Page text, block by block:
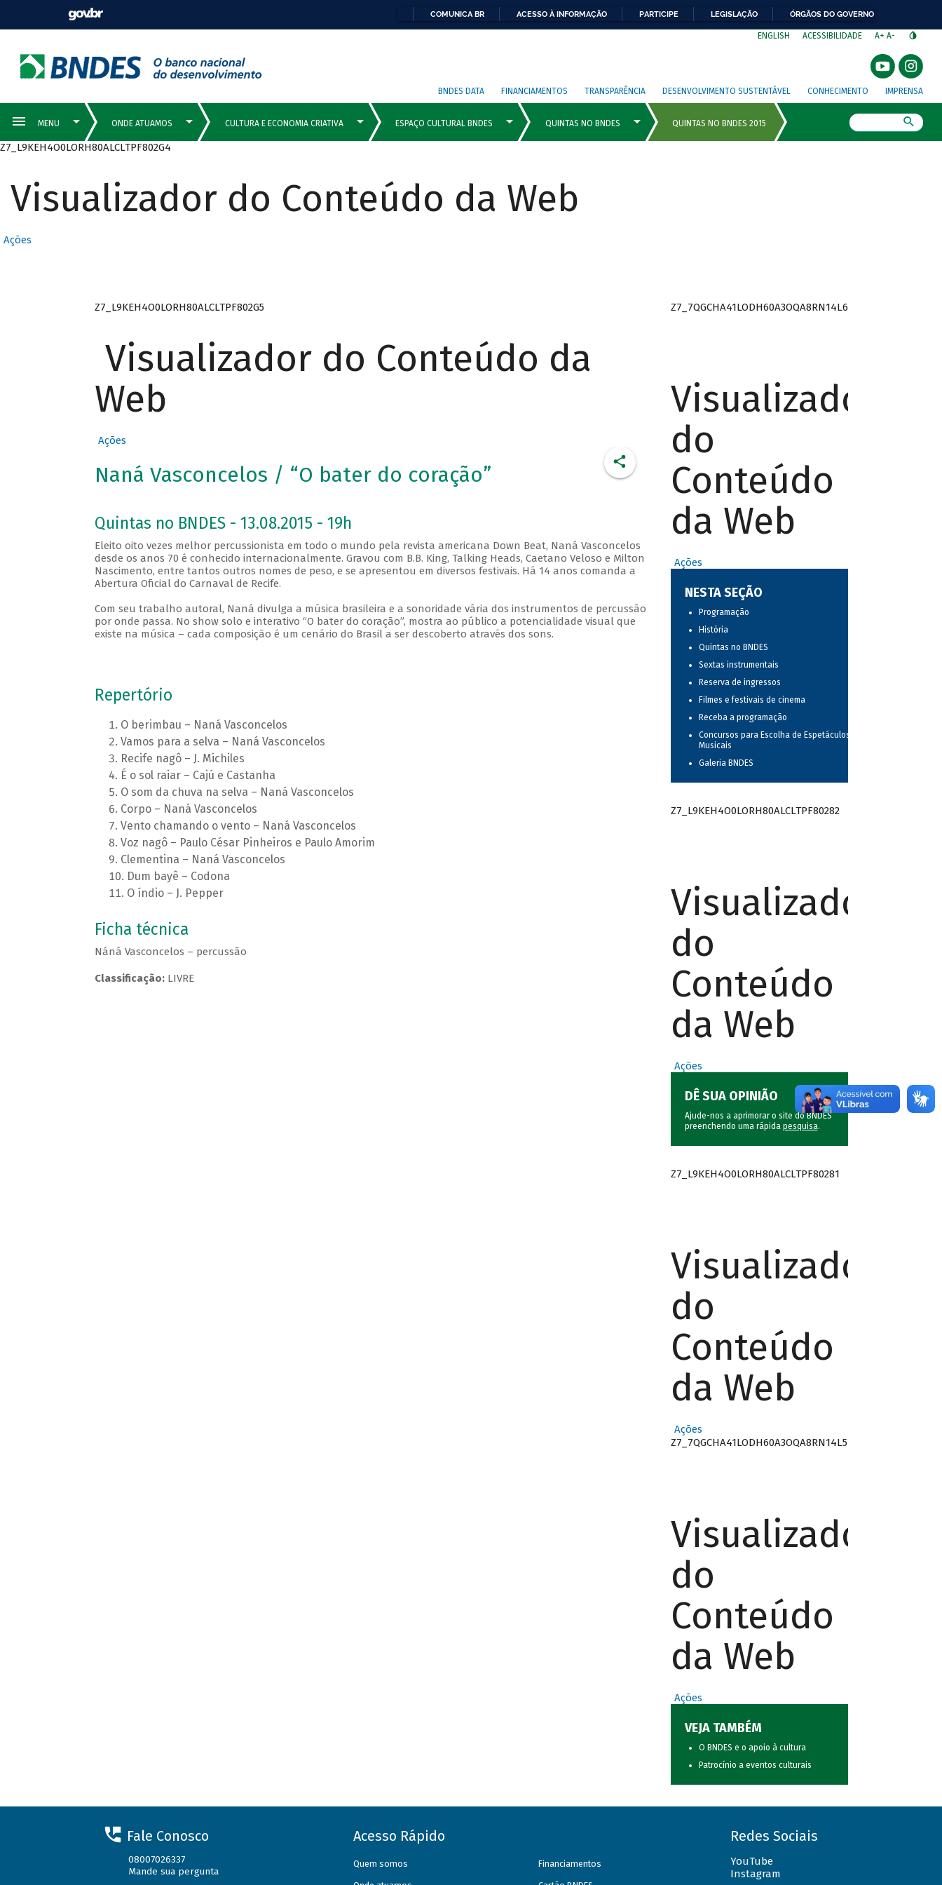
COMUNICA BR ACESSO À INFORMAÇÃO PARTICIPE LEGISLAÇÃO ÓRGÃOS DO GOVERNO
ENGLISH ACESSIBILIDADE A+ A-
BNDES DATA FINANCIAMENTOS TRANSPARÊNCIA DESENVOLVIMENTO SUSTENTÁVEL CONHECIMENTO IMPRENSA
Z7_L9KEH4O0LORH80ALCLTPF802G4
Visualizador do Conteúdo da Web
Ações
Z7_L9KEH4O0LORH80ALCLTPF802G5
Visualizador do Conteúdo da
Web
Ações
Naná Vasconcelos / “O bater do coração”
Quintas no BNDES - 13.08.2015 - 19h
Eleito oito vezes melhor percussionista em todo o mundo pela revista americana Down Beat, Naná Vasconcelos
desde os anos 70 é conhecido internacionalmente. Gravou com B.B. King, Talking Heads, Caetano Veloso e Milton
Nascimento, entre tantos outros nomes de peso, e se apresentou em diversos festivais. Há 14 anos comanda a
Abertura Oficial do Carnaval de Recife.
Com seu trabalho autoral, Naná divulga a música brasileira e a sonoridade vária dos instrumentos de percussão
por onde passa. No show solo e interativo “O bater do coração”, mostra ao público a potencialidade visual que
existe na música – cada composição é um cenário do Brasil a ser descoberto através dos sons.
Repertório
O berimbau – Naná Vasconcelos
Vamos para a selva – Naná Vasconcelos
Recife nagô – J. Michiles
É o sol raiar – Cajú e Castanha
O som da chuva na selva – Naná Vasconcelos
Corpo – Naná Vasconcelos
Vento chamando o vento – Naná Vasconcelos
Voz nagô – Paulo César Pinheiros e Paulo Amorim
Clementina – Naná Vasconcelos
Dum bayê – Codona
O índio – J. Pepper
Ficha técnica
Náná Vasconcelos – percussão
Classificação:LIVRE
Z7_7QGCHA41LODH60A3OQA8RN14L6
Visualizador
do
Conteúdo
da Web
Ações
NESTA SEÇÃO
Programação
História
Quintas no BNDES
Sextas instrumentais
Reserva de ingressos
Filmes e festivais de cinema
Receba a programação
Concursos para Escolha de Espetáculos
Musicais
Galeria BNDES
Z7_L9KEH4O0LORH80ALCLTPF80282
Visualizador
do
Conteúdo
da Web
Ações
DÊ SUA OPINIÃO
Ajude-nos a aprimorar o site do BNDES
preenchendo uma rápida pesquisa.
Z7_L9KEH4O0LORH80ALCLTPF80281
Visualizador
do
Conteúdo
da Web
Ações
Z7_7QGCHA41LODH60A3OQA8RN14L5
Visualizador
do
Conteúdo
da Web
Ações
VEJA TAMBÉM
O BNDES e o apoio à cultura
Patrocínio a eventos culturais
Fale Conosco
08007026337
Mande sua pergunta
Acesso Rápido
Quem somos Financiamentos
Redes Sociais
YouTube
Instagram